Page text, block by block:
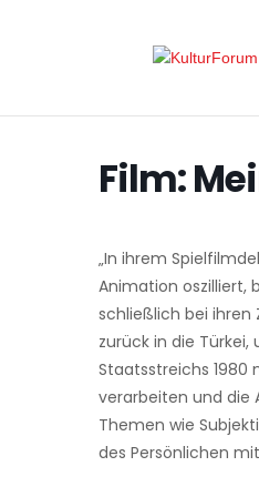
Film:
„In ihrem
Animation oszilliert,
schließlich bei ihren
zurück in die
Staatsstreichs 1980
verarbeiten und die
Themen wie
des Persönlichen